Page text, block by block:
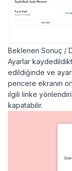
Beklenen Sonuç /
Ayarlar
edildiğinde ve
pencere ekranın
ilgili linke
kapatabilir.